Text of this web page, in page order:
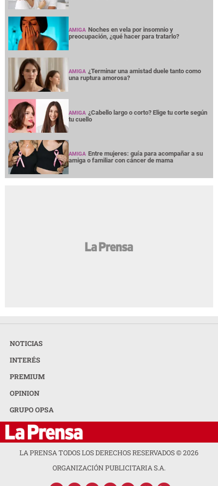
AMIGA Noches en vela por insomnio y
preocupación, ¿qué hacer para tratarlo?
AMIGA ¿Terminar una amistad duele tanto como
una ruptura amorosa?
AMIGA ¿Cabello largo o corto? Elige tu corte según
tu cuello
AMIGA Entre mujeres: guía para acompañar a su
amiga o familiar con cáncer de mama
NOTICIAS
INTERÉS
PREMIUM
OPINION
GRUPO OPSA
LA PRENSA TODOS LOS DERECHOS RESERVADOS ©2026
ORGANIZACIÓN PUBLICITARIA S.A.